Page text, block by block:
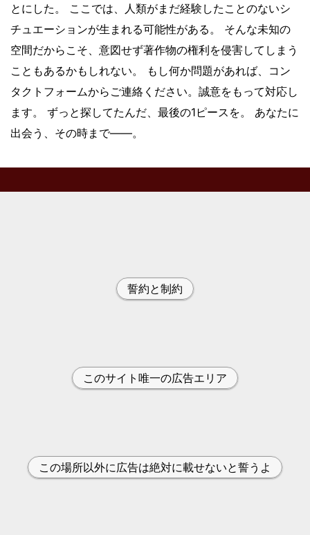
とにした。 ここでは、人類がまだ経験したことのないシ
チュエーションが生まれる可能性がある。 そんな未知の
空間だからこそ、意図せず著作物の権利を侵害してしまう
こともあるかもしれない。 もし何か問題があれば、コン
タクトフォームからご連絡ください。誠意をもって対応し
ます。 ずっと探してたんだ、最後の1ピースを。 あなたに
出会う、その時まで——。
誓約と制約
このサイト唯一の広告エリア
この場所以外に広告は絶対に載せないと誓うよ